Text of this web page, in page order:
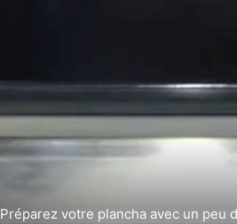
Préparez votre plancha avec un peu